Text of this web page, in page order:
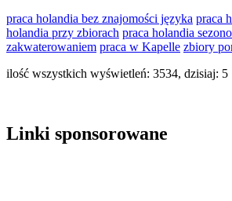
praca holandia bez znajomości języka praca
holandia przy zbiorach praca holandia
zakwaterowaniem praca w Kapelle zbiory
ilość wszystkich wyświetleń: 3534, dzisiaj: 5
Linki sponsorowane